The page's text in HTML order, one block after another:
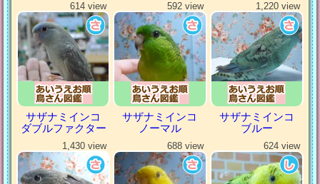
614 view
サザナミインコ
ダブルファクター
592 view
サザナミインコ
ノーマル
1,220 view
サザナミインコ
ブルー
1,430 view 688 view 624 view